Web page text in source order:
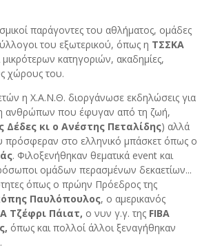
παράγοντες του αθλήματος, ομάδες
του εξωτερικού, όπως η ΤΣΣΚΑ
μικρότερων κατηγοριών, ακαδημίες,
χώρους του.
η Χ.Α.Ν.Θ. διοργάνωσε εκδηλώσεις για
ανθρώπων που έφυγαν από τη ζωή,
Δέδες κι ο Ανέστης Πεταλίδης) αλλά
στο ελληνικό μπάσκετ όπως ο
. Φιλοξενήθηκαν θεματικά event και
ομάδων περασμένων δεκαετίων...
όπως ο πρώην Πρόεδρος της
Παυλόπουλος, ο αμερικανός
Τζέφρι Πάιατ, ο νυν γ.γ. της FIBA
όπως και πολλοί άλλοι ξεναγήθηκαν